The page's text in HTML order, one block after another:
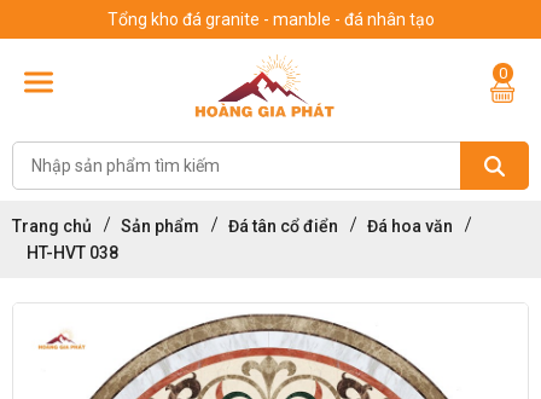
Tổng kho đá granite - manble - đá nhân tạo
0
Trang chủ Sản phẩm Đá tân cổ điển
Đá hoa văn
HT-HVT 038